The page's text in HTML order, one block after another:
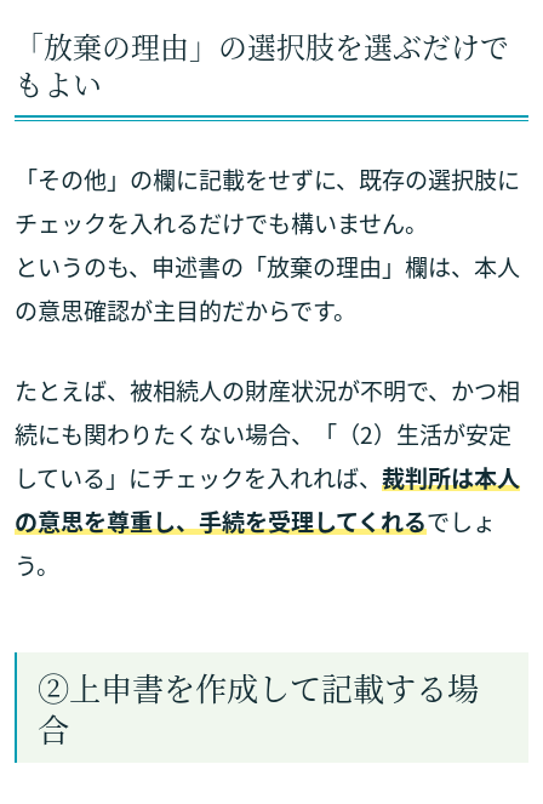
「放棄の理由」の選択肢を選ぶだけで
もよい
「その他」の欄に記載をせずに、既存の選択肢に
チェックを入れるだけでも構いません。
というのも、申述書の「放棄の理由」欄は、本人
の意思確認が主目的だからです。
たとえば、被相続人の財産状況が不明で、かつ相
続にも関わりたくない場合、「（2）生活が安定
している」にチェックを入れれば、 裁判所は本人
の意思を尊重し、手続を受理してくれるでしょ
う。
②上申書を作成して記載する場
合